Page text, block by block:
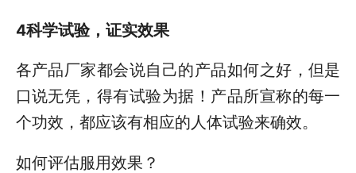
4科学试验，证实效果
各产品厂家都会说自己的产品如何之好，但是
口说无凭，得有试验为据！产品所宣称的每一
个功效，都应该有相应的人体试验来确效。
如何评估服用效果？